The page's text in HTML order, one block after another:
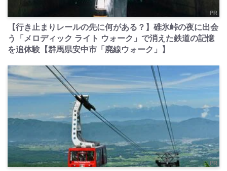
PR
【行き止まりレールの先に何がある？】碓氷峠の夜に出会
う「メロディック ライト ウォーク」で消えた鉄道の記憶
を追体験【群馬県安中市「廃線ウォーク」】
PR